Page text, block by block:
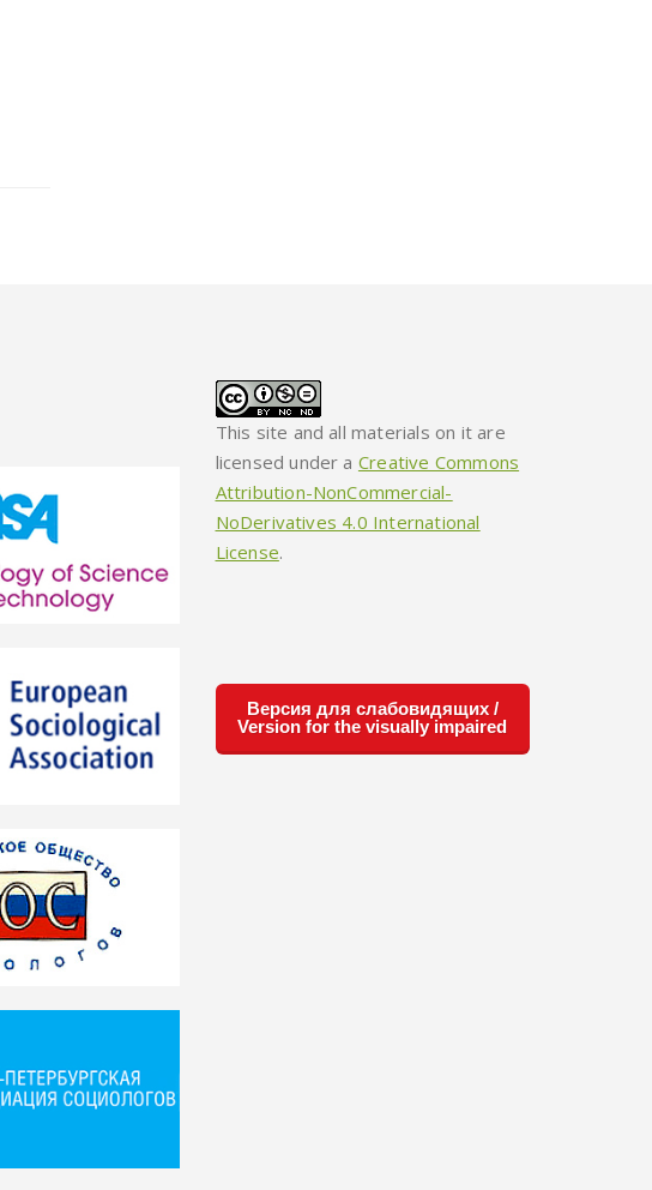
This site and all materials on it are
licensed under a Creative Commons
Attribution-NonCommercial-
NoDerivatives 4.0 International
License.
Версия для слабовидящих /
Version for the visually impaired